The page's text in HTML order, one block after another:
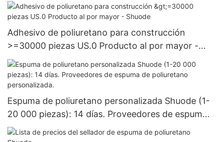
Adhesivo de poliuretano para construcción
>=30000 piezas US.0 Producto al por mayor -
Shuode
Espuma de poliuretano personalizada Shuode (1-
20 000 piezas): 14 días. Proveedores de espuma
de poliuretano personalizada.